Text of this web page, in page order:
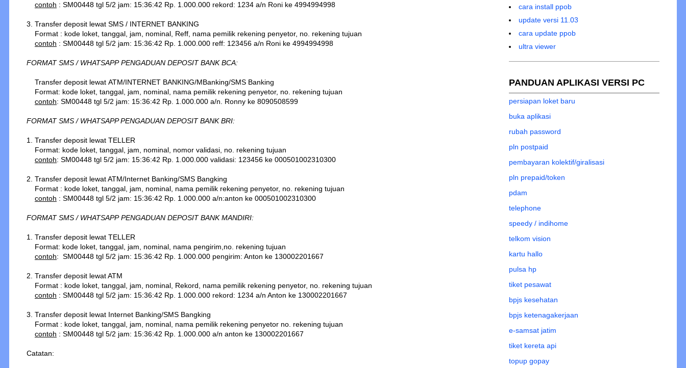
contoh : SM00448 tgl 5/2 jam: 15:36:42 Rp. 1.000.000 rekord: 1234 a/n Roni ke 4994994998
3. Transfer deposit lewat SMS / INTERNET BANKING
Format : kode loket, tanggal, jam, nominal, Reff, nama pemilik rekening penyetor, no. rekening tujuan
contoh : SM00448 tgl 5/2 jam: 15:36:42 Rp. 1.000.000 reff: 123456 a/n Roni ke 4994994998
FORMAT SMS / WHATSAPP PENGADUAN DEPOSIT BANK BCA:
Transfer deposit lewat ATM/INTERNET BANKING/MBanking/SMS Banking
Format: kode loket, tanggal, jam, nominal, nama pemilik rekening penyetor, no. rekening tujuan
contoh: SM00448 tgl 5/2 jam: 15:36:42 Rp. 1.000.000 a/n. Ronny ke 8090508599
FORMAT SMS / WHATSAPP PENGADUAN DEPOSIT BANK BRI:
1. Transfer deposit lewat TELLER
Format: kode loket, tanggal, jam, nominal, nomor validasi, no. rekening tujuan
contoh: SM00448 tgl 5/2 jam: 15:36:42 Rp. 1.000.000 validasi: 123456 ke 000501002310300
2. Transfer deposit lewat ATM/Internet Banking/SMS Bangking
Format : kode loket, tanggal, jam, nominal, nama pemilik rekening penyetor, no. rekening tujuan
contoh : SM00448 tgl 5/2 jam: 15:36:42 Rp. 1.000.000 a/n:anton ke 000501002310300
FORMAT SMS / WHATSAPP PENGADUAN DEPOSIT BANK MANDIRI:
1. Transfer deposit lewat TELLER
Format: kode loket, tanggal, jam, nominal, nama pengirim,no. rekening tujuan
contoh: SM00448 tgl 5/2 jam: 15:36:42 Rp. 1.000.000 pengirim: Anton ke 130002201667
2. Transfer deposit lewat ATM
Format : kode loket, tanggal, jam, nominal, Rekord, nama pemilik rekening penyetor, no. rekening tujuan
contoh : SM00448 tgl 5/2 jam: 15:36:42 Rp. 1.000.000 rekord: 1234 a/n Anton ke 130002201667
3. Transfer deposit lewat Internet Banking/SMS Bangking
Format : kode loket, tanggal, jam, nominal, nama pemilik rekening penyetor no. rekening tujuan
contoh : SM00448 tgl 5/2 jam: 15:36:42 Rp. 1.000.000 a/n anton ke 130002201667
Catatan:
cara install ppob
update versi 11.03
cara update ppob
ultra viewer
PANDUAN APLIKASI VERSI PC
persiapan loket baru
buka aplikasi
rubah password
pln postpaid
pembayaran kolektif/giralisasi
pln prepaid/token
pdam
telephone
speedy / indihome
telkom vision
kartu hallo
pulsa hp
tiket pesawat
bpjs kesehatan
bpjs ketenagakerjaan
e-samsat jatim
tiket kereta api
topup gopay